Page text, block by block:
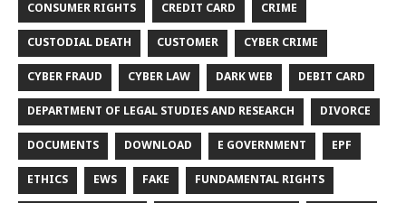
CONSUMER RIGHTS CREDIT CARD CRIME
CUSTODIAL DEATH CUSTOMER CYBER CRIME
CYBER FRAUD CYBER LAW DARK WEB DEBIT CARD
DEPARTMENT OF LEGAL STUDIES AND RESEARCH DIVORCE
DOCUMENTS DOWNLOAD E GOVERNMENT EPF
ETHICS EWS FAKE FUNDAMENTAL RIGHTS